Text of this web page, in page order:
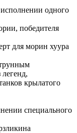
одного
победителя
для морин хуура
крылатого
специального